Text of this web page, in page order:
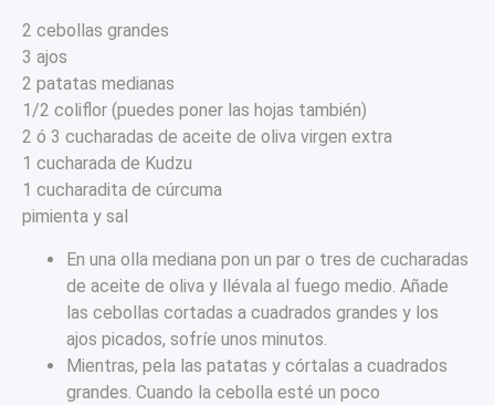
2 cebollas grandes
3 ajos
2 patatas medianas
1/2 coliflor (puedes poner las hojas también)
2 ó 3 cucharadas de aceite de oliva virgen extra
1 cucharada de Kudzu
1 cucharadita de cúrcuma
pimienta y sal
En una olla mediana pon un par o tres de cucharadas
de aceite de oliva y llévala al fuego medio. Añade
las cebollas cortadas a cuadrados grandes y los
ajos picados, sofríe unos minutos.
Mientras, pela las patatas y córtalas a cuadrados
grandes. Cuando la cebolla esté un poco